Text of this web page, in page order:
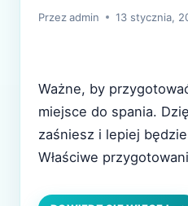
Przezadmin 13 stycznia,
Ważne, by
miejsce do spania.
zaśniesz i lepiej
Właściwe